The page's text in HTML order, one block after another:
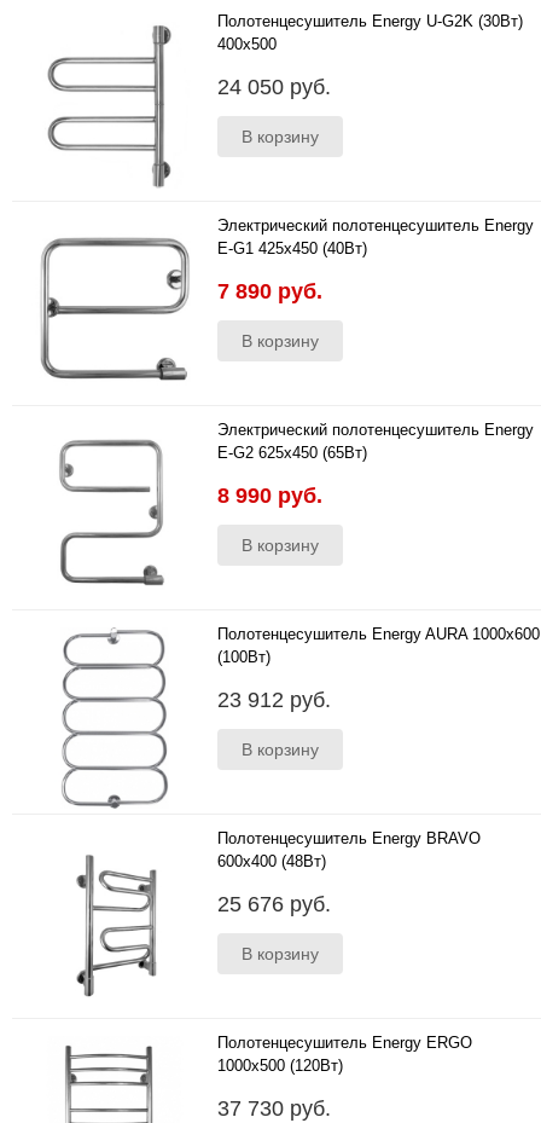
Полотенцесушитель Energy U-G2K (30Вт)
400x500
высококачественна..
24 050 руб.
Электрический полотенцесушитель Energy
E-G1 425x450 (40Вт)
Материал пищевая выс..
7 890 руб.
Электрический полотенцесушитель Energy
E-G2 625x450 (65Вт)
высококачественн..
8 990 руб.
Полотенцесушитель Energy AURA 1000x600
(100Вт)
Материал: нержавеющая сталь,
23 912 руб.
Полотенцесушитель Energy BRAVO
600x400 (48Вт)
25 676 руб.
Полотенцесушитель Energy ERGO
1000x500 (120Вт)
37 730 руб.